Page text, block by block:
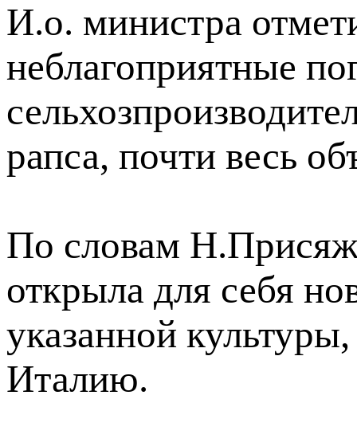
И.о. министра
неблагоприятные
рапса, почти весь
По словам
открыла для себя
указанной
Италию.